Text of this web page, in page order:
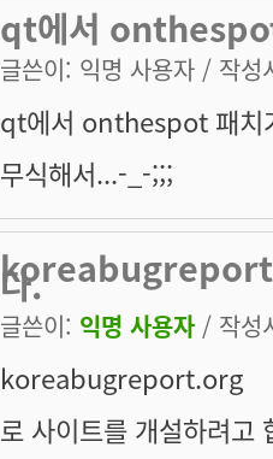
qt에서
글쓴이: 익명 사용자 / 작성
qt에서 onthespot 패치
무식해서...-_-;;;
다.
글쓴이: 익명 사용자 / 작성
koreabugreport.org
로 사이트를 개설하려고